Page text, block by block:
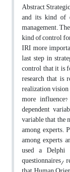
Abstract
and its kind of
management.
kind of control
IRI more
last step in
control that it is
research that is
realization
more
dependent
variable that the
among experts.
among experts
used a Delphi
questionnaires٫ researcher and participants. The finds has shown